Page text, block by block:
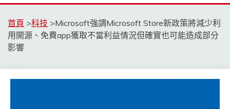
首頁 >科技 >Microsoft強調Microsoft Store新政策將減少利
用開源、免費app獲取不當利益情況但確實也可能造成部分
影響